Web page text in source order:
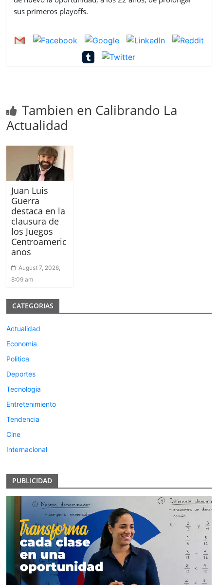
sus primeros playoffs.
Tambien en Calibrando La
Actualidad
Juan Luis
Guerra
destaca en la
clausura de
los Juegos
Centroameric
anos
August 7, 2026,
8:09 am
CATEGORIAS
Actualidad
Economía
Politica
Deportes
Tecnologia
Entretenimiento
Tendencia
Cine
Internacional
PUBLICIDAD